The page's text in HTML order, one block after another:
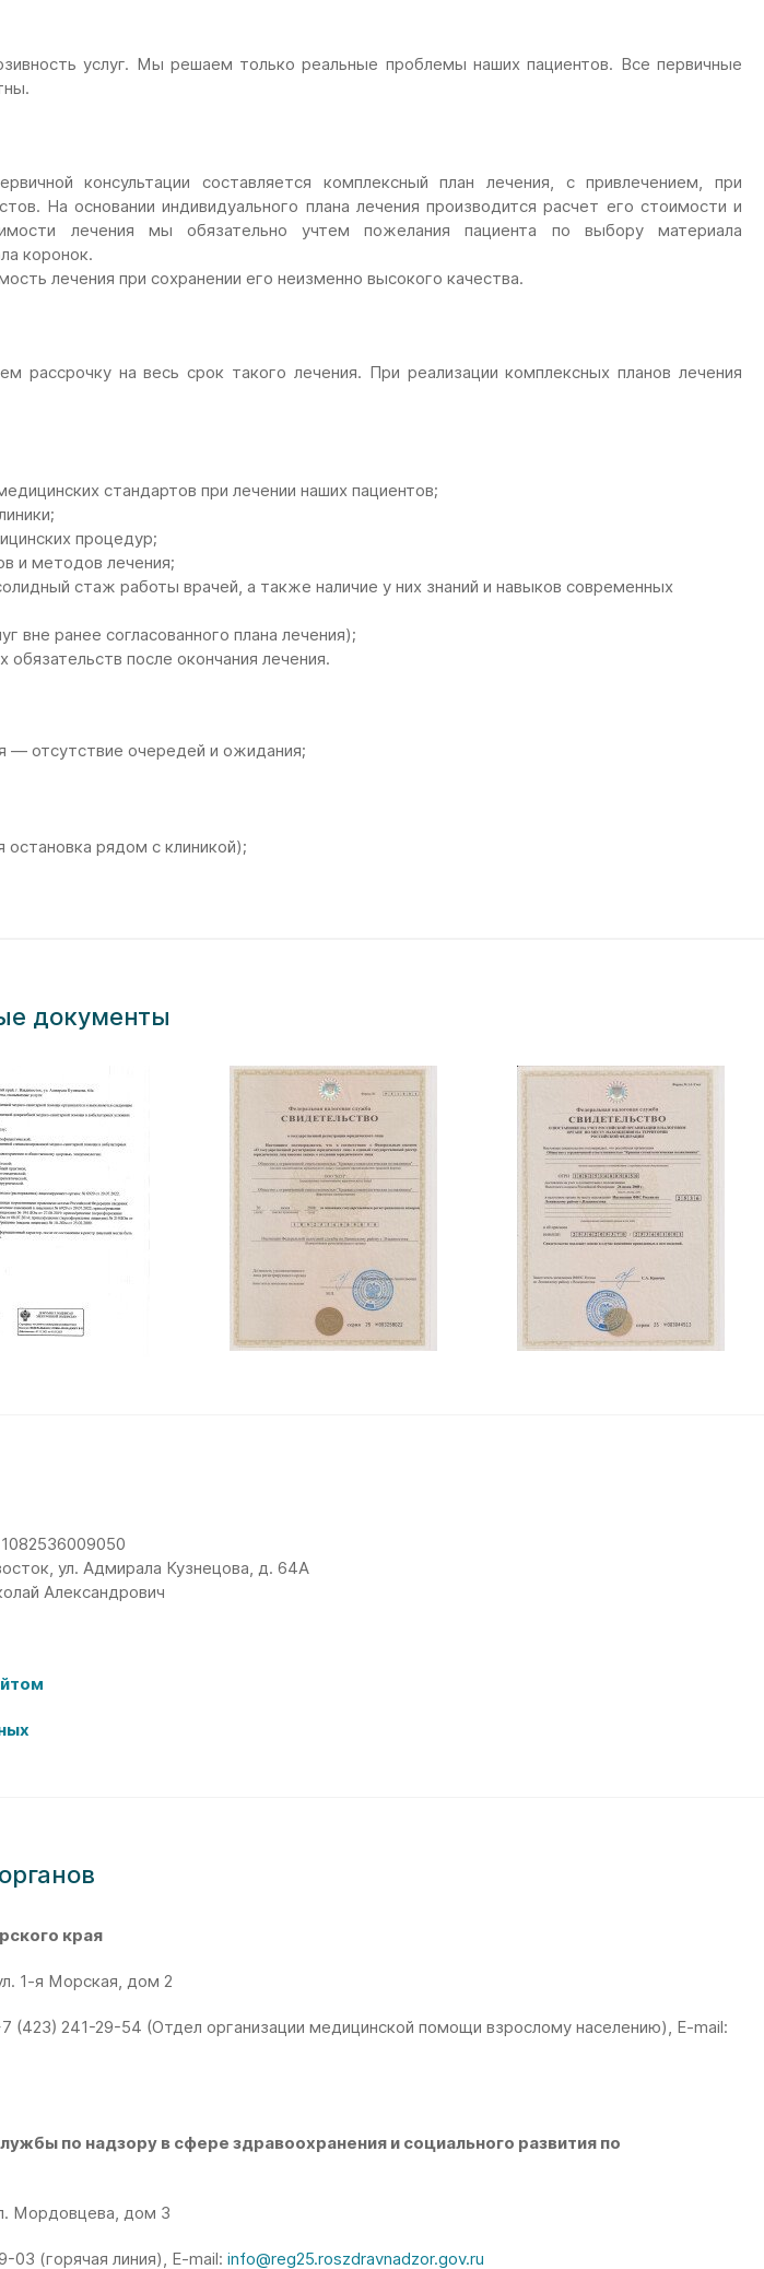
услуг. Мы решаем только реальные проблемы наших пациентов. Все первичные
консультации составляется комплексный план лечения, с привлечением, при
На основании индивидуального плана лечения производится расчет его стоимости и
лечения мы обязательно учтем пожелания пациента по выбору материала
коронок.
лечения при сохранении его неизменно высокого качества.
рассрочку на весь срок такого лечения. При реализации комплексных планов лечения
стандартов при лечении наших пациентов;
процедур;
и методов лечения;
стаж работы врачей, а также наличие у них знаний и навыков современных
вне ранее согласованного плана лечения);
после окончания лечения.
— отсутствие очередей и ожидания;
остановка рядом с клиникой);
документы
ул. Адмирала Кузнецова, д. 64А
Александрович
края
1-я Морская, дом 2
241-29-54 (Отдел организации медицинской помощи взрослому населению), E-mail:
по надзору в сфере здравоохранения и социального развития по
Мордовцева, дом 3
(горячая линия), E-mail: info@reg25.roszdravnadzor.gov.ru